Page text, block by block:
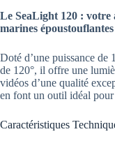
Le SeaLight 120 : votre
marines époustouflantes
Doté d’une puissance de
de 120°, il offre une
vidéos d’une qualité
en font un outil idéal
Caractéristiques